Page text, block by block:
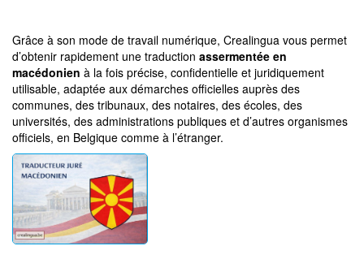
Grâce à son mode de travail numérique, Crealingua vous permet
d’obtenir rapidement une traduction assermentée en
macédonien à la fois précise, confidentielle et juridiquement
utilisable, adaptée aux démarches officielles auprès des
communes, des tribunaux, des notaires, des écoles, des
universités, des administrations publiques et d’autres organismes
officiels, en Belgique comme à l’étranger.